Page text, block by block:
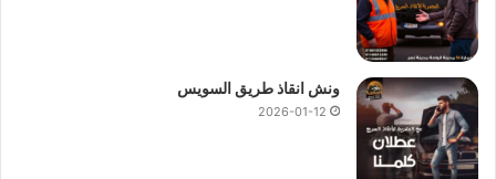
ونش انقاذ طريق السويس
2026-01-12